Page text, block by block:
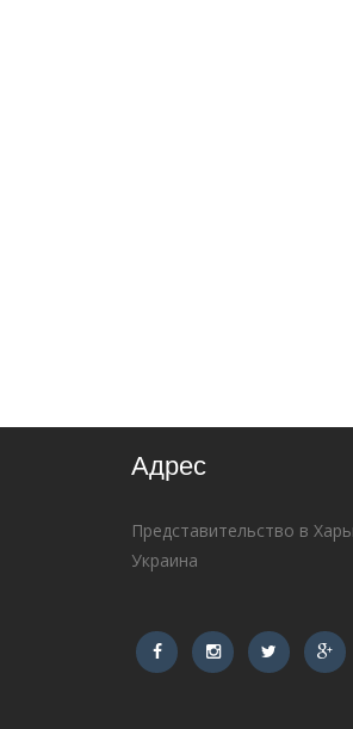
Адрес
Представительство в
Украина